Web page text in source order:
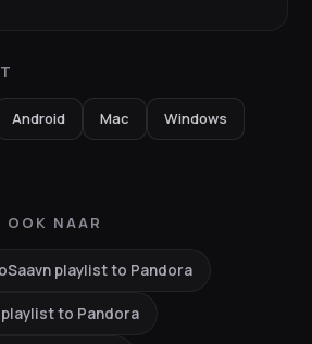
Android Mac Windows
OOK NAAR
playlist to Pandora
to Pandora